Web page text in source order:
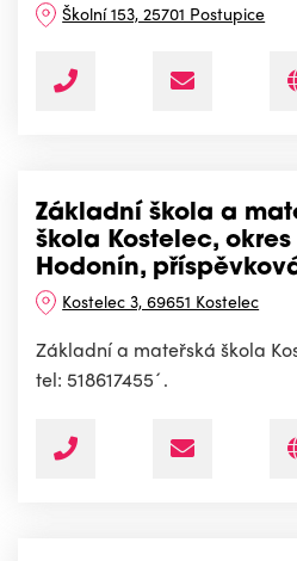
Školní 153, 25701 Postupice
Základní škola a
škola Kostelec, okres
Hodonín,
Kostelec 3, 69651 Kostelec
Základní a mateřská škola
tel: 518617455´.